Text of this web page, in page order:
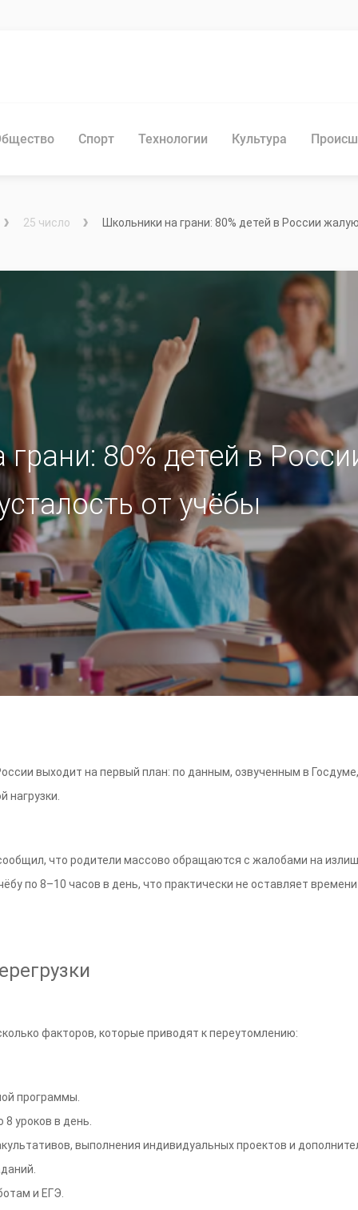
Спорт Технологии Культура
25 число Школьники на грани: 80% детей в России
80% детей в
от учёбы
выходит на первый план: по данным, озвученным в
нагрузки.
что родители массово обращаются с жалобами на
по 8–10 часов в день, что практически не оставляет
факторов, которые приводят к переутомлению:
программы.
уроков в день.
выполнения индивидуальных проектов и
и ЕГЭ.